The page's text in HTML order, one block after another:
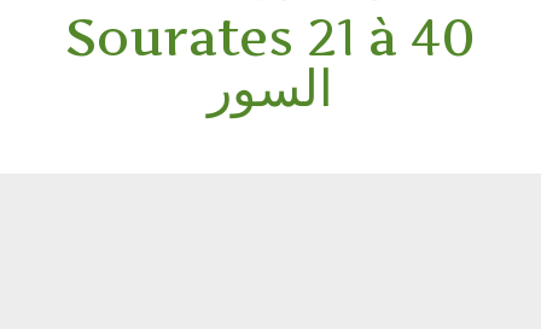
Sourates 21 à 40
السور